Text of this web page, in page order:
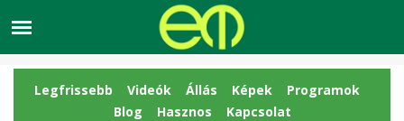
Legfrissebb Videók Állás Képek
Programok
Blog
Hasznos Kapcsolat